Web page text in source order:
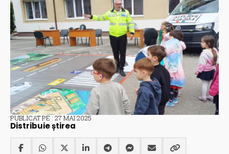
PUBLICAT PE : 27 MAI 2025
Distribuie știrea